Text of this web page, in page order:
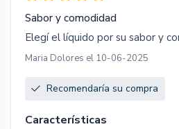
Sabor y comodidad
Elegí el líquido por su sabor y
Maria Dolores el 10-06-2025
Recomendaría su compra
Características